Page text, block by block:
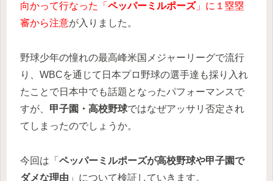
向かって行なった「 ペッパーミルポーズ 」に１塁塁
審から注意が入りました。
野球少年の憧れの最高峰米国メジャーリーグで流行
り、WBCを通じて日本プロ野球の選手達も採り入れ
たことで日本中でも話題となったパフォーマンスで
すが、 甲子園・高校野球ではなぜアッサリ否定され
てしまったのでしょうか。
今回は「 ペッパーミルポーズが高校野球や甲子園で
ダメな理由 」について検証していきます。